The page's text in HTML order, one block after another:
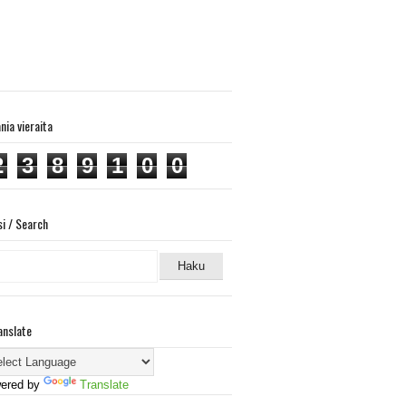
vieraita
3 8 9 1 0 0
/ Search
by Translate